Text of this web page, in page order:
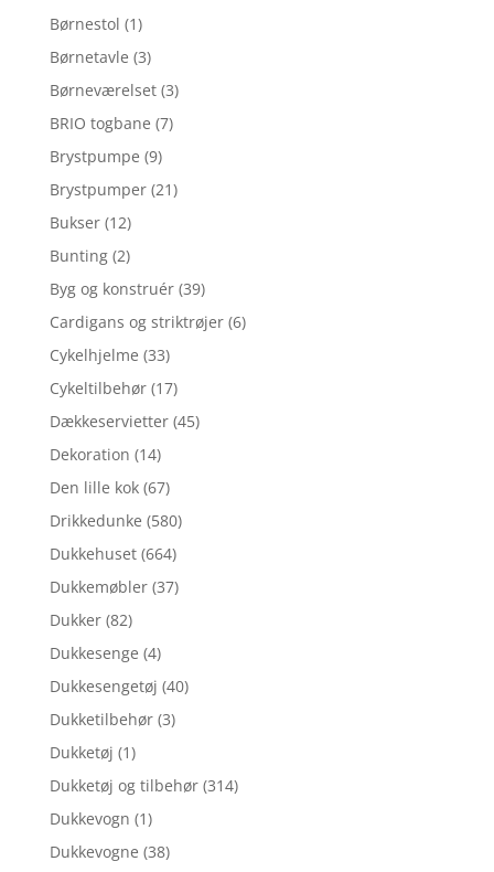
Børnestol (1)
Børnetavle (3)
Børneværelset (3)
BRIO togbane (7)
Brystpumpe (9)
Brystpumper (21)
Bukser (12)
Bunting (2)
Byg og konstruér (39)
Cardigans og striktrøjer (6)
Cykelhjelme (33)
Cykeltilbehør (17)
Dækkeservietter (45)
Dekoration (14)
Den lille kok (67)
Drikkedunke (580)
Dukkehuset (664)
Dukkemøbler (37)
Dukker (82)
Dukkesenge (4)
Dukkesengetøj (40)
Dukketilbehør (3)
Dukketøj (1)
Dukketøj og tilbehør (314)
Dukkevogn (1)
Dukkevogne (38)